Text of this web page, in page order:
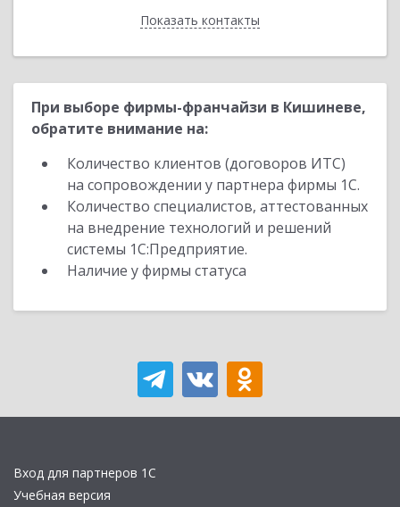
Показать контакты
Назад
При выборе фирмы-франчайзи в Кишиневе,
обратите внимание на:
Количество клиентов (договоров ИТС)
на сопровождении у партнера фирмы 1С.
Количество специалистов, аттестованных
на внедрение технологий и решений
системы 1С:Предприятие.
Наличие у фирмы статуса
Вход для партнеров 1С
Учебная версия